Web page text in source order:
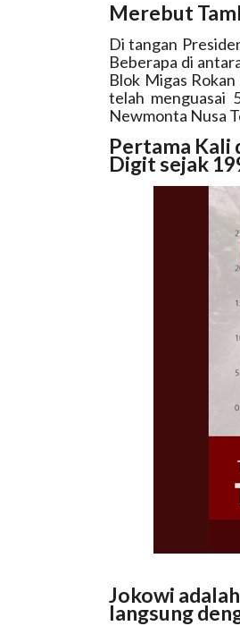
Merebut
Di tangan
Beberapa di
Blok Migas
telah menguasai
Newmonta Nusa
Pertama Kali
Digit sejak
Jokowi
langsung